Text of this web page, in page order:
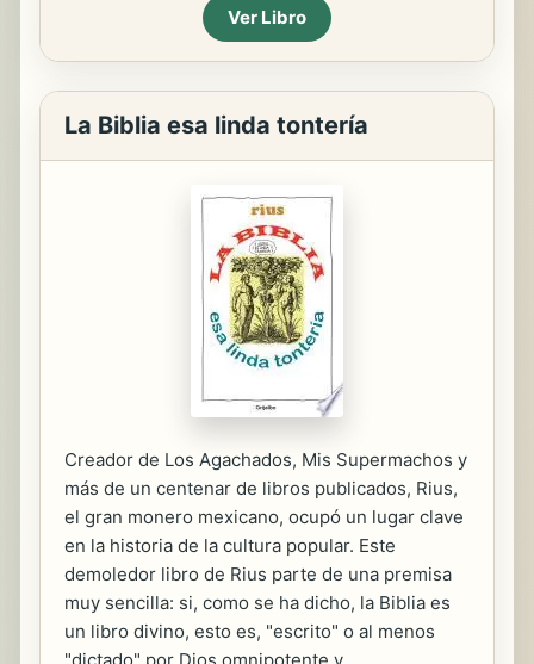
Ver Libro
La Biblia esa linda tontería
Creador de Los Agachados, Mis Supermachos y
más de un centenar de libros publicados, Rius,
el gran monero mexicano, ocupó un lugar clave
en la historia de la cultura popular. Este
demoledor libro de Rius parte de una premisa
muy sencilla: si, como se ha dicho, la Biblia es
un libro divino, esto es, "escrito" o al menos